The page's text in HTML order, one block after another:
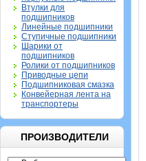
Втулки для
подшипников
Линейные подшипники
Ступичные подшипники
Шарики от
подшипников
Ролики от подшипников
Приводные цепи
Подшипниковая смазка
Конвейерная лента на
транспортеры
ПРОИЗВОДИТЕЛИ